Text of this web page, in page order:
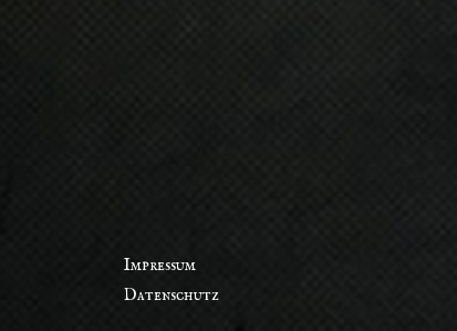
Impressum
Datenschutz